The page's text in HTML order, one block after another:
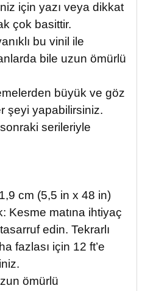
için yazı veya dikkat
çok basittir.
bu vinil ile
bile uzun ömürlü
büyük ve göz
şeyi yapabilirsiniz.
serileriyle
cm (5,5 in x 48 in)
Kesme matına ihtiyaç
edin. Tekrarlı
fazlası için 12 ft’e
ömürlü